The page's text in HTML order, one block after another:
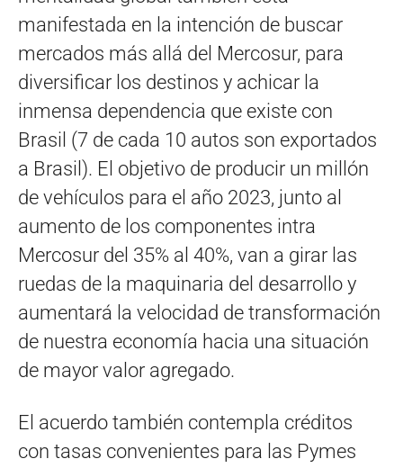
manifestada en la intención de buscar
mercados más allá del Mercosur, para
diversificar los destinos y achicar la
inmensa dependencia que existe con
Brasil (7 de cada 10 autos son exportados
a Brasil). El objetivo de producir un millón
de vehículos para el año 2023, junto al
aumento de los componentes intra
Mercosur del 35% al 40%, van a girar las
ruedas de la maquinaria del desarrollo y
aumentará la velocidad de transformación
de nuestra economía hacia una situación
de mayor valor agregado.
El acuerdo también contempla créditos
con tasas convenientes para las Pymes